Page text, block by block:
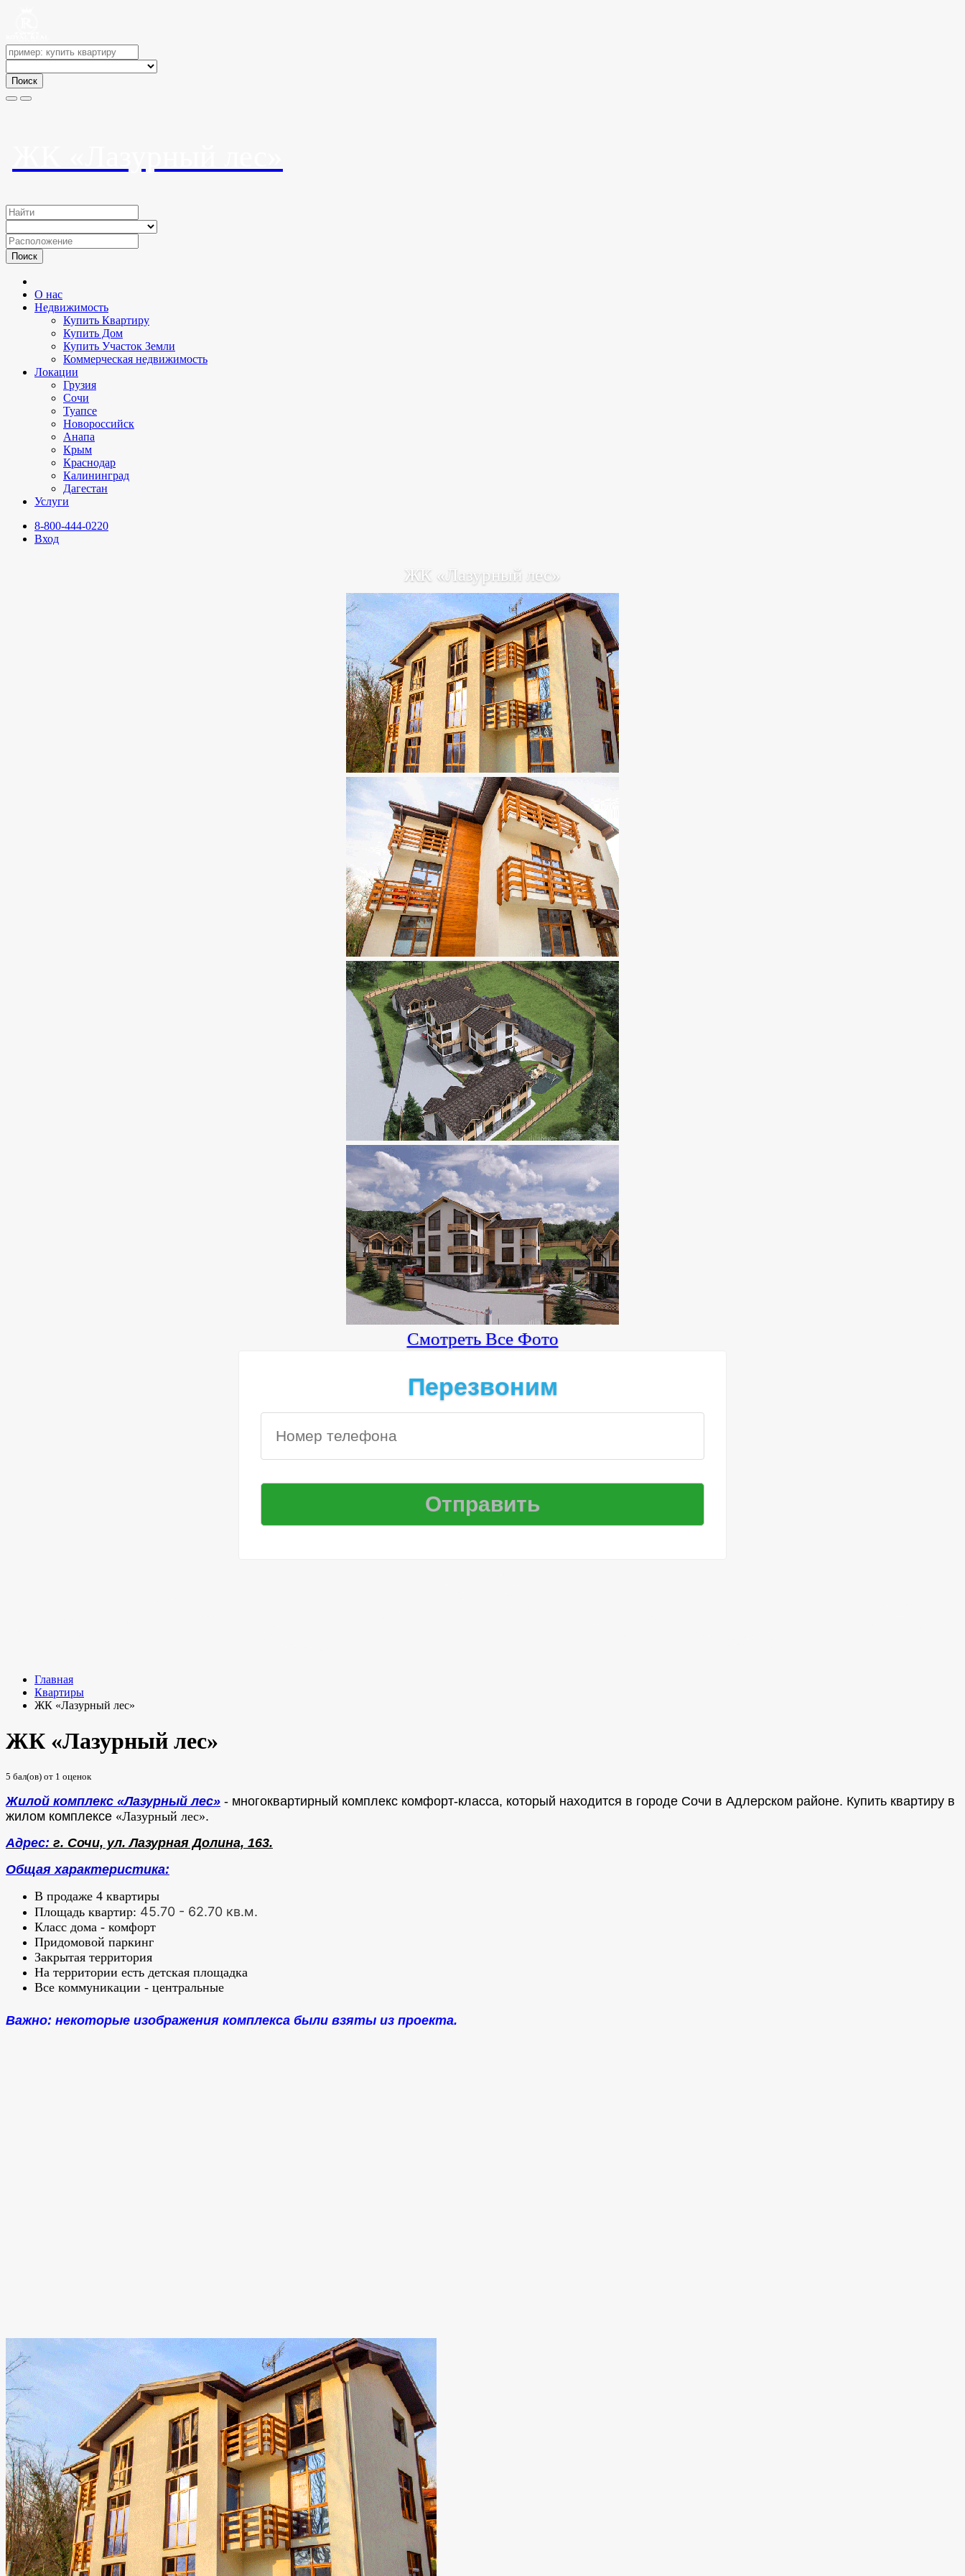
Поиск
Поиск
О нас
Недвижимость
Купить Квартиру
Купить Дом
Купить Участок Земли
Коммерческая недвижимость
Локации
Грузия
Сочи
Туапсе
Новороссийск
Анапа
Крым
Краснодар
Калининград
Дагестан
Услуги
8-800-444-0220
Вход
ЖК «Лазурный лес»
Смотреть Все Фото
Перезвоним
Главная
Квартиры
ЖК «Лазурный лес»
ЖК «Лазурный лес»
5 бал(ов) от 1 оценок
Жилой комплекс «Лазурный лес» - многоквартирный комплекс комфорт-класса, который находится в городе Сочи в Адлерском районе. Купить квартиру в
жилом комплексе «Лазурный лес».
Адрес: г. Сочи, ул. Лазурная Долина, 163.
Общая характеристика:
В продаже 4 квартиры
Площадь квартир: 45.70 - 62.70 кв.м.
Класс дома - комфорт
Придомовой паркинг
Закрытая территория
На территории есть детская площадка
Все коммуникации - центральные
Важно: некоторые изображения комплекса были взяты из проекта.